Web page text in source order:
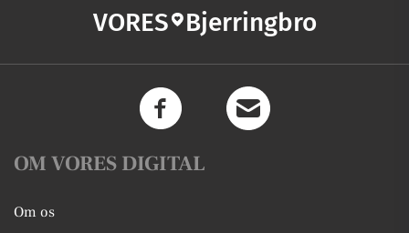
VORES Bjerringbro
OM VORES DIGITAL
Om os